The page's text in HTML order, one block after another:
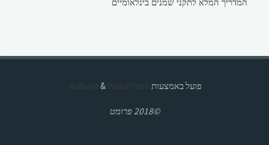
פועל באמצעות & WordPress.
©2018 פרומט